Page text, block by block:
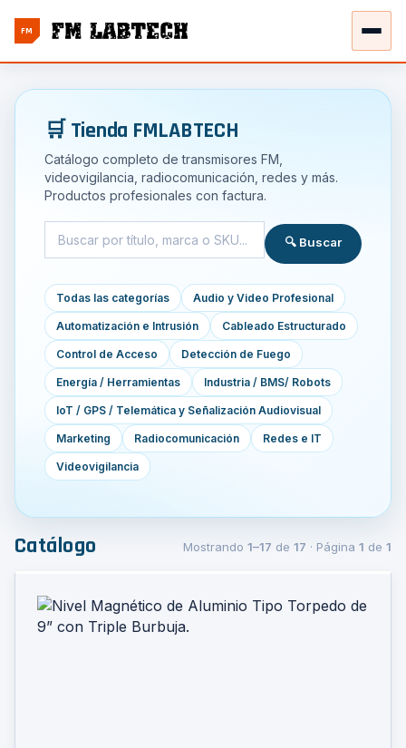
FM
🛒 Tienda FMLABTECH
Catálogo completo de transmisores FM,
videovigilancia, radiocomunicación, redes y más.
Productos profesionales con factura.
🔍 Buscar
Todas las categorías Audio y Video Profesional
Automatización e Intrusión Cableado Estructurado
Control de Acceso Detección de Fuego
Energía / Herramientas Industria / BMS/ Robots
IoT / GPS / Telemática y Señalización Audiovisual
Marketing Radiocomunicación Redes e IT
Videovigilancia
Catálogo Mostrando 1–17 de 17 · Página 1 de 1